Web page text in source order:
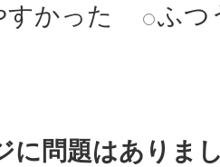
すかった
ふつ
に問題はありま